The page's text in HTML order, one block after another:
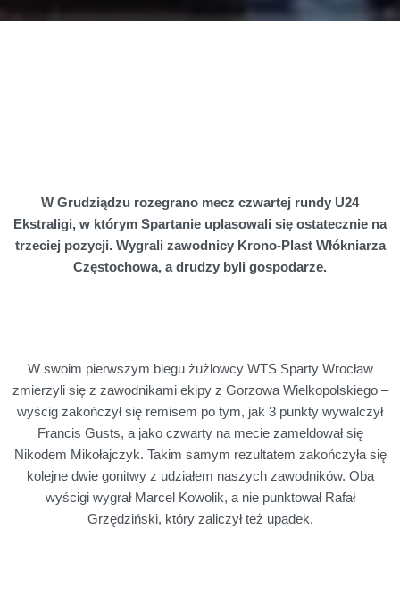
W Grudziądzu rozegrano mecz czwartej rundy U24
Ekstraligi, w którym Spartanie uplasowali się ostatecznie na
trzeciej pozycji. Wygrali zawodnicy Krono-Plast Włókniarza
Częstochowa, a drudzy byli gospodarze.
W swoim pierwszym biegu żużlowcy WTS Sparty Wrocław
zmierzyli się z zawodnikami ekipy z Gorzowa Wielkopolskiego –
wyścig zakończył się remisem po tym, jak 3 punkty wywalczył
Francis Gusts, a jako czwarty na mecie zameldował się
Nikodem Mikołajczyk. Takim samym rezultatem zakończyła się
kolejne dwie gonitwy z udziałem naszych zawodników. Oba
wyścigi wygrał Marcel Kowolik, a nie punktował Rafał
Grzędziński, który zaliczył też upadek.